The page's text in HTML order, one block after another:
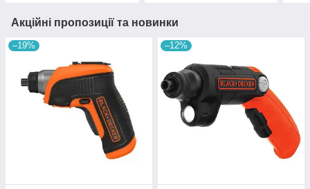
Акційні пропозиції та новинки
–19% –12%